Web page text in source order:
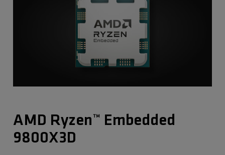
AMD Ryzen™ Embedded
9800X3D